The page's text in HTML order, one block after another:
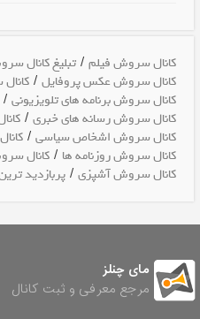
کانال سروش فیلم /تبلیغ کانال
کانال سروش عکس پروفایل /
کانال سروش برنامه های تلویزیونی
کانال سروش رسانه های خبری /
کانال سروش اشخاص سیاسی /
کانال سروش روزنامه ها /کانال
کانال سروش آشپزی /پربازدید
مای چنلز
مرجع معرفی و ثبت کانال